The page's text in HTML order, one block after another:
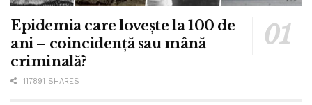
Epidemia care lovește la 100 de
ani – coincidență sau mână
criminală?
117891 SHARES